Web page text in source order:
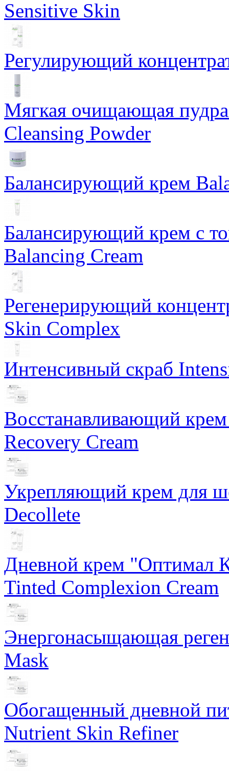
Sensitive Skin
Регулирующий
Мягкая очищающая
Cleansing Powder
Балансирующий крем
Балансирующий крем с
Balancing Cream
Регенерирующий
Skin Complex
Интенсивный скраб
Восстанавливающий
Recovery Cream
Укрепляющий крем для
Decollete
Дневной крем "Оптимал
Tinted Complexion Cream
Энергонасыщающая
Mask
Обогащенный дневной
Nutrient Skin Refiner